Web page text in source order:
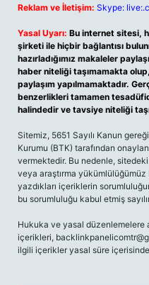
Reklam ve İletişim: Skype:
Yasal Uyarı: Bu internet sitesi,
şirketi ile hiçbir bağlantısı
hazırladığımız makaleler
haber niteliği taşımamakta
paylaşım yapılmamaktadır.
benzerlikleri tamamen
halindedir ve tavsiye niteliği
Sitemiz, 5651 Sayılı Kanun
Kurumu (BTK) tarafından
vermektedir. Bu nedenle,
veya araştırma
yazdıkları içeriklerin
bu sorumluluğu kabul etmiş
Hukuka ve yasal düzenlemelere
içerikleri,
ilgili içerikler yasal süre